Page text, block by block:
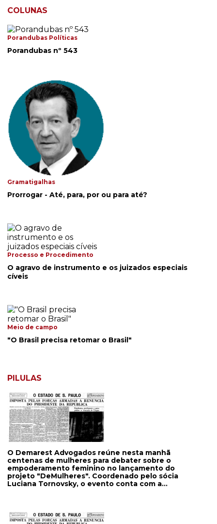
COLUNAS
Porandubas Políticas
Porandubas nº 543
Gramatigalhas
Prorrogar - Até, para, por ou para até?
Processo e Procedimento
O agravo de instrumento e os juizados especiais
cíveis
Meio de campo
"O Brasil precisa retomar o Brasil"
PILULAS
O Demarest Advogados reúne nesta manhã
centenas de mulheres para debater sobre o
empoderamento feminino no lançamento do
projeto "DeMulheres". Coordenado pelo sócia
Luciana Tornovsky, o evento conta com a